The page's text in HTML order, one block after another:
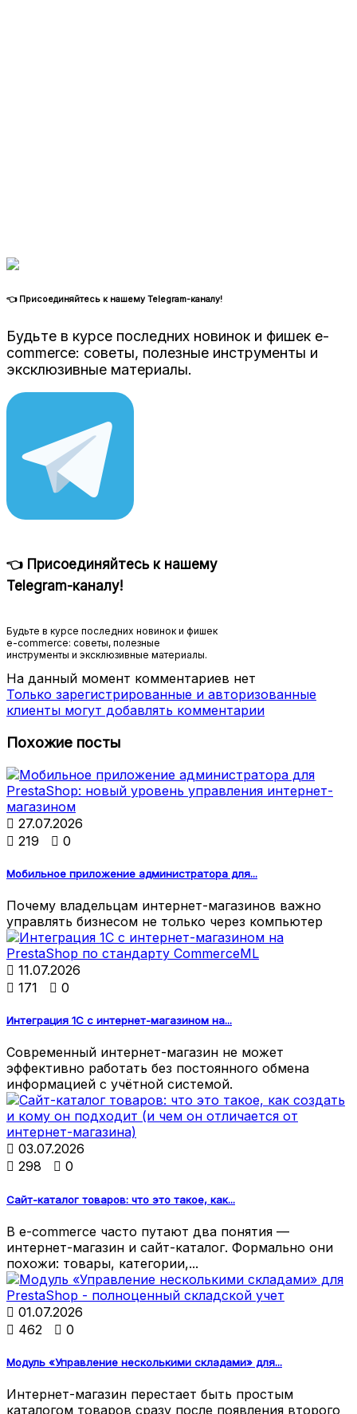
👈 Присоединяйтесь к нашему Telegram-каналу!
Будьте в курсе последних новинок и фишек e-
commerce: советы, полезные инструменты и
эксклюзивные материалы.
👈 Присоединяйтесь к нашему
Telegram-каналу!
Будьте в курсе последних новинок и фишек
e-commerce: советы, полезные
инструменты и эксклюзивные материалы.
На данный момент комментариев нет
Только зарегистрированные и авторизованные
клиенты могут добавлять комментарии
Похожие посты
 27.07.2026
 219  0
Мобильное приложение администратора для...
Почему владельцам интернет-магазинов важно
управлять бизнесом не только через компьютер
 11.07.2026
 171  0
Интеграция 1С с интернет-магазином на...
Современный интернет-магазин не может
эффективно работать без постоянного обмена
информацией с учётной системой.
 03.07.2026
 298  0
Сайт-каталог товаров: что это такое, как...
В e-commerce часто путают два понятия —
интернет-магазин и сайт-каталог. Формально они
похожи: товары, категории,...
 01.07.2026
 462  0
Модуль «Управление несколькими складами» для...
Интернет-магазин перестает быть простым
каталогом товаров сразу после появления второго